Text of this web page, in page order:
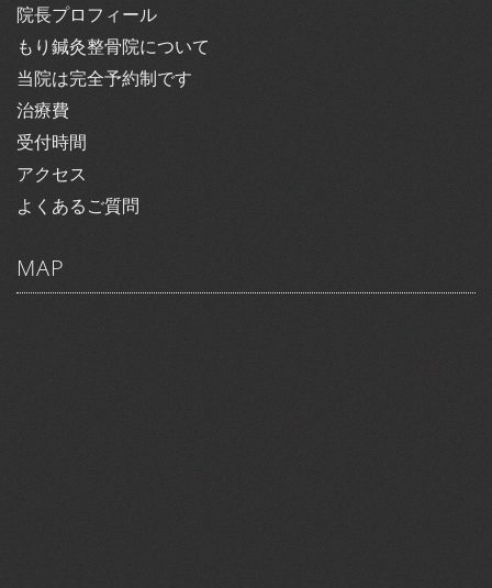
院長プロフィール
もり鍼灸整骨院について
当院は完全予約制です
治療費
受付時間
アクセス
よくあるご質問
MAP